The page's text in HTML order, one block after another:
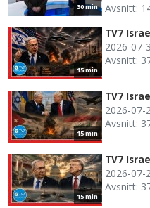
30 min
Avsnitt:
15 min
TV7
2026-07-
Avsnitt:
15 min
TV7
2026-07-
Avsnitt:
15 min
TV7
2026-07-
Avsnitt: